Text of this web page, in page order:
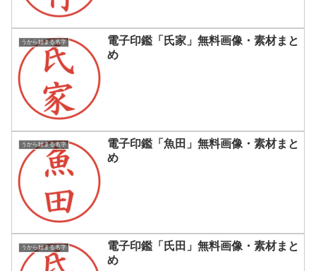
うから始まる名字
電子印鑑「氏家」無料画像・素材まと
め
うから始まる名字
電子印鑑「魚田」無料画像・素材まと
め
うから始まる名字
電子印鑑「氏田」無料画像・素材まと
め